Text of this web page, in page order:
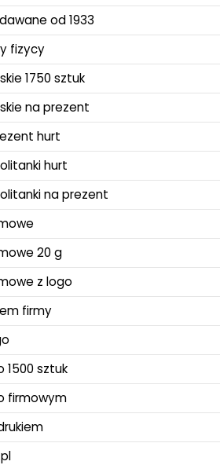
od 1933
fizycy
1750 sztuk
na prezent
hurt
hurt
na prezent
20 g
z logo
firmy
1500 sztuk
firmowym